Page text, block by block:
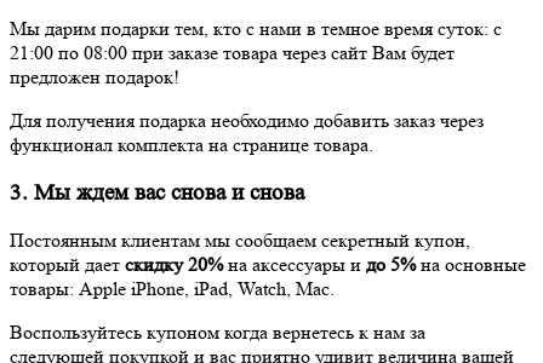
Мы дарим подарки тем, кто с нами в темное время суток: с
21:00 по 08:00 при заказе товара через сайт Вам будет
предложен подарок!
Для получения подарка необходимо добавить заказ через
функционал комплекта на странице товара.
3. Мы ждем вас снова и снова
Постоянным клиентам мы сообщаем секретный купон,
который дает скидку 20%на аксессуары и до 5%на основные
товары: Apple iPhone, iPad, Watch, Mac.
Воспользуйтесь купоном когда вернетесь к нам за
следующей покупкой и вас приятно удивит величина вашей